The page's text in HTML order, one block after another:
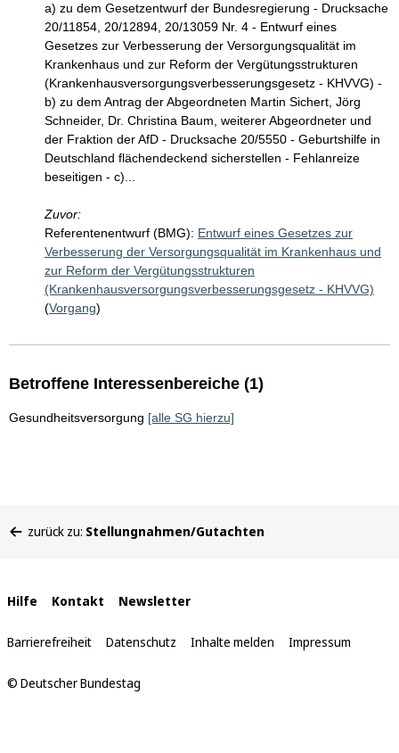
a) zu dem Gesetzentwurf der Bundesregierung - Drucksache
20/11854, 20/12894, 20/13059 Nr. 4 - Entwurf eines
Gesetzes zur Verbesserung der Versorgungsqualität im
Krankenhaus und zur Reform der Vergütungsstrukturen
(Krankenhausversorgungsverbesserungsgesetz - KHVVG) -
b) zu dem Antrag der Abgeordneten Martin Sichert, Jörg
Schneider, Dr. Christina Baum, weiterer Abgeordneter und
der Fraktion der AfD - Drucksache 20/5550 - Geburtshilfe in
Deutschland flächendeckend sicherstellen - Fehlanreize
beseitigen - c)...
Zuvor:
Referentenentwurf (BMG): Entwurf eines Gesetzes zur
Verbesserung der Versorgungsqualität im Krankenhaus und
zur Reform der Vergütungsstrukturen
(Krankenhausversorgungsverbesserungsgesetz - KHVVG)
(Vorgang)
Betroffene Interessenbereiche (1)
Gesundheitsversorgung [alle SG hierzu]
befinden
zurück zu: Stellungnahmen/Gutachten
Interne
Links
Hilfe Kontakt Newsletter
Barrierefreiheit Datenschutz Inhalte melden Impressum
© Deutscher Bundestag